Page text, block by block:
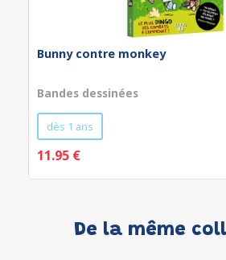
Bunny contre monkey
Bandes dessinées
dès 1 ans
11.95 €
De la même